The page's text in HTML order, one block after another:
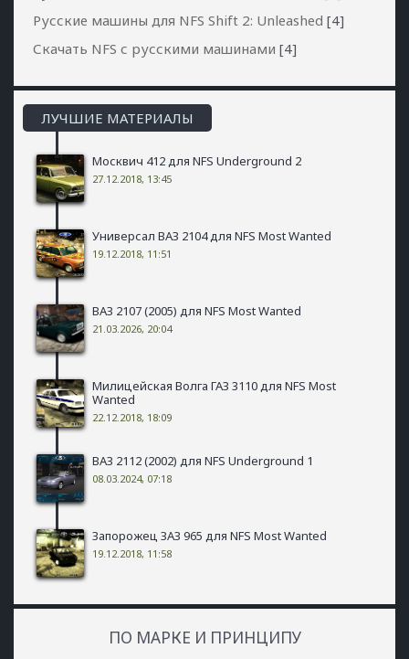
Русские машины для NFS Shift 2: Unleashed [4]
Скачать NFS с русскими машинами [4]
ЛУЧШИЕ МАТЕРИАЛЫ
Москвич 412 для NFS Underground 2
27.12.2018, 13:45
Универсал ВАЗ 2104 для NFS Most Wanted
19.12.2018, 11:51
ВАЗ 2107 (2005) для NFS Most Wanted
21.03.2026, 20:04
Милицейская Волга ГАЗ 3110 для NFS Most
Wanted
22.12.2018, 18:09
ВАЗ 2112 (2002) для NFS Underground 1
08.03.2024, 07:18
Запорожец ЗАЗ 965 для NFS Most Wanted
19.12.2018, 11:58
ПО МАРКЕ И ПРИНЦИПУ